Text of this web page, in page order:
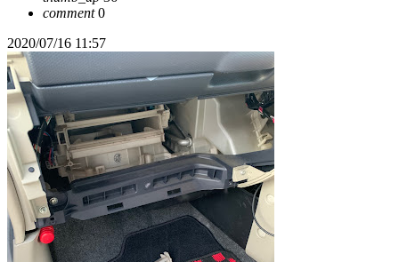
comment0
2020/07/16 11:57